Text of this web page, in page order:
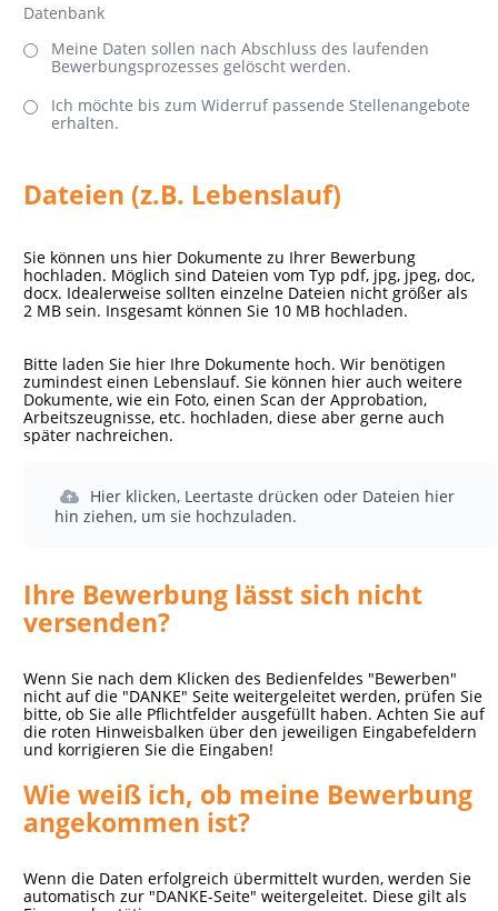
Datenbank
Meine Daten sollen nach Abschluss des laufenden
Bewerbungsprozesses gelöscht werden.
Ich möchte bis zum Widerruf passende Stellenangebote
erhalten.
Dateien (z.B. Lebenslauf)
Sie können uns hier Dokumente zu Ihrer Bewerbung
hochladen. Möglich sind Dateien vom Typ pdf, jpg, jpeg, doc,
docx. Idealerweise sollten einzelne Dateien nicht größer als
2 MB sein. Insgesamt können Sie 10 MB hochladen.
Bitte laden Sie hier Ihre Dokumente hoch. Wir benötigen
zumindest einen Lebenslauf. Sie können hier auch weitere
Dokumente, wie ein Foto, einen Scan der Approbation,
Arbeitszeugnisse, etc. hochladen, diese aber gerne auch
später nachreichen.
Hier klicken, Leertaste drücken oder Dateien hier
hin ziehen, um sie hochzuladen.
Ihre Bewerbung lässt sich nicht
versenden?
Wenn Sie nach dem Klicken des Bedienfeldes "Bewerben"
nicht auf die "DANKE" Seite weitergeleitet werden, prüfen Sie
bitte, ob Sie alle Pflichtfelder ausgefüllt haben. Achten Sie auf
die roten Hinweisbalken über den jeweiligen Eingabefeldern
und korrigieren Sie die Eingaben!
Wie weiß ich, ob meine Bewerbung
angekommen ist?
Wenn die Daten erfolgreich übermittelt wurden, werden Sie
automatisch zur "DANKE-Seite" weitergeleitet. Diese gilt als